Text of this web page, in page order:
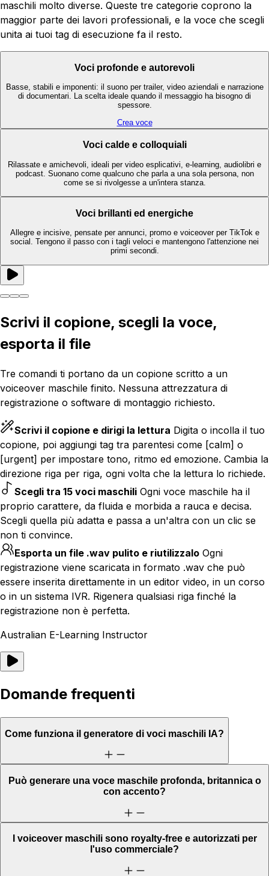
maschili molto diverse. Queste tre categorie coprono la
maggior parte dei lavori professionali, e la voce che scegli
unita ai tuoi tag di esecuzione fa il resto.
Voci profonde e autorevoli
Basse, stabili e imponenti: il suono per trailer, video aziendali e narrazione
di documentari. La scelta ideale quando il messaggio ha bisogno di
spessore.
Crea voce
Voci calde e colloquiali
Rilassate e amichevoli, ideali per video esplicativi, e-learning, audiolibri e
podcast. Suonano come qualcuno che parla a una sola persona, non
come se si rivolgesse a un'intera stanza.
Voci brillanti ed energiche
Allegre e incisive, pensate per annunci, promo e voiceover per TikTok e
social. Tengono il passo con i tagli veloci e mantengono l'attenzione nei
primi secondi.
Scrivi il copione, scegli la voce,
esporta il file
Tre comandi ti portano da un copione scritto a un
voiceover maschile finito. Nessuna attrezzatura di
registrazione o software di montaggio richiesto.
Scrivi il copione e dirigi la lettura Digita o incolla il tuo
copione, poi aggiungi tag tra parentesi come [calm] o
[urgent] per impostare tono, ritmo ed emozione. Cambia la
direzione riga per riga, ogni volta che la lettura lo richiede.
Scegli tra 15 voci maschili Ogni voce maschile ha il
proprio carattere, da fluida e morbida a rauca e decisa.
Scegli quella più adatta e passa a un'altra con un clic se
non ti convince.
Esporta un file .wav pulito e riutilizzalo Ogni
registrazione viene scaricata in formato .wav che può
essere inserita direttamente in un editor video, in un corso
o in un sistema IVR. Rigenera qualsiasi riga finché la
registrazione non è perfetta.
Australian E-Learning Instructor
Domande frequenti
Come funziona il generatore di voci maschili IA?
Può generare una voce maschile profonda, britannica o
con accento?
I voiceover maschili sono royalty-free e autorizzati per
l'uso commerciale?